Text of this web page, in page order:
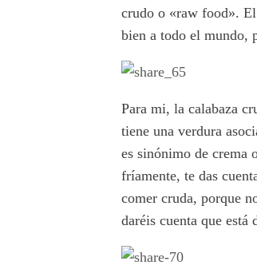
crudo o «raw food».
bien a todo el mundo,
Para mi, la calabaza
tiene una verdura
es sinónimo de crema
fríamente, te das
comer cruda, porque
daréis cuenta que está